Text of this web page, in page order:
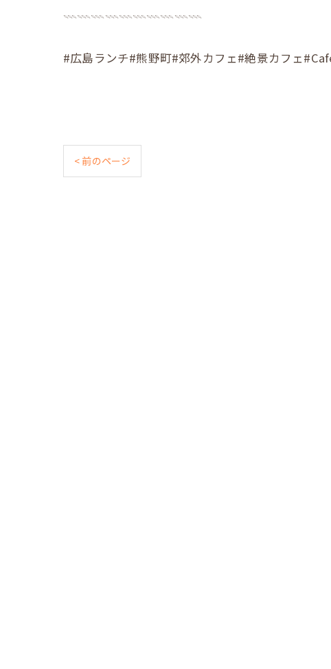
𓇠𓇠𓇠𓇠𓇠𓇠𓇠𓇠𓇠𓇠
#広島ランチ#熊野町#郊外カフェ#絶景カフェ
< 前のページ